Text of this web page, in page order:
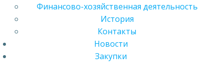
Финансово-хозяйственная деятельность
История
Контакты
Новости
Закупки